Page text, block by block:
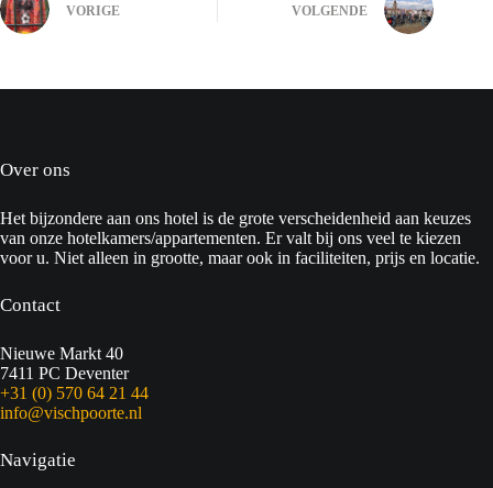
VORIGE VOLGENDE
Over ons
Het bijzondere aan ons hotel is de grote verscheidenheid aan keuzes
van onze hotelkamers/appartementen. Er valt bij ons veel te kiezen
voor u. Niet alleen in grootte, maar ook in faciliteiten, prijs en locatie.
Contact
Nieuwe Markt 40
7411 PC Deventer
+31 (0) 570 64 21 44
info@vischpoorte.nl
Navigatie